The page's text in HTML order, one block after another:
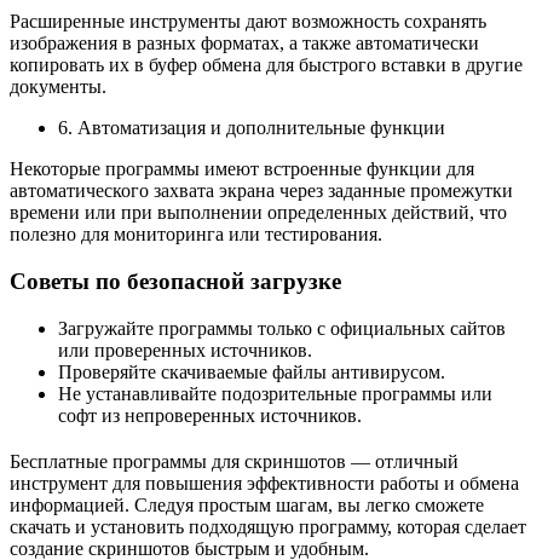
Расширенные инструменты дают возможность сохранять
изображения в разных форматах, а также автоматически
копировать их в буфер обмена для быстрого вставки в другие
документы.
6. Автоматизация и дополнительные функции
Некоторые программы имеют встроенные функции для
автоматического захвата экрана через заданные промежутки
времени или при выполнении определенных действий, что
полезно для мониторинга или тестирования.
Советы по безопасной загрузке
Загружайте программы только с официальных сайтов
или проверенных источников.
Проверяйте скачиваемые файлы антивирусом.
Не устанавливайте подозрительные программы или
софт из непроверенных источников.
Бесплатные программы для скриншотов — отличный
инструмент для повышения эффективности работы и обмена
информацией. Следуя простым шагам, вы легко сможете
скачать и установить подходящую программу, которая сделает
создание скриншотов быстрым и удобным.